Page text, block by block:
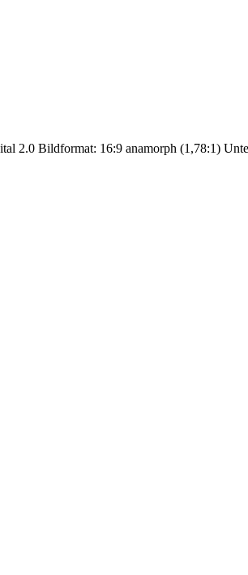
2.0 Bildformat: 16:9 anamorph (1,78:1)